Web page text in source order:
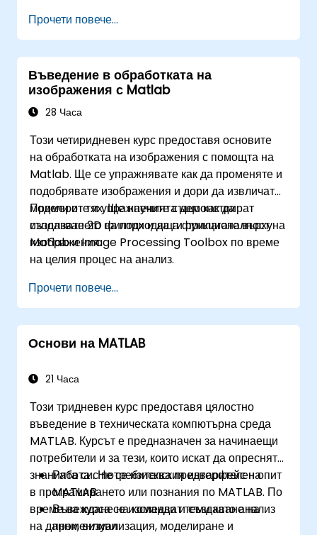
прозрения от различни набори от данни.
Конвертират съществуващи Matlab
приложения към Python.
Интегрират Matlab и Python приложения.
Прочети повече...
Въведение в обработката на
изображения с Matlab
28 Часа
Този четиридневен курс предоставя основите
на обработката на изображения с помощта на
Matlab. Ще се упражнявате как да променяте и
подобрявате изображения и дори да извличате
модели от тях. Ще научите също как да
създавате 2D филтри и да ги прилагате върху
изображения.
Примерите и упражненията демонстрират
използването на подходяща функционалност на
Matlab и Image Processing Toolbox по време
на целия процес на анализ.
Прочети повече...
Основи на MATLAB
21 Часа
Този тридневен курс предоставя цялостно
въведение в техническата компютърна среда
MATLAB. Курсът е предназначен за начинаещи
потребители и за тези, които искат да опреснят
знанията си. Не се изисква предварителен опит
в програмирането или познания по MATLAB. По
време на курса се изследват теми като анализ
на данни, визуализация, моделиране и
Работа с потребителския интерфейс на
MATLAB
Въвеждане на команди и създаване на
променливи